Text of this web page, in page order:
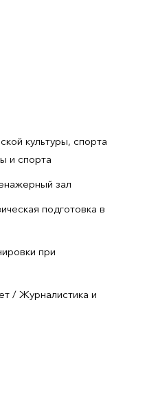
культуры, спорта
и спорта
зал
подготовка в
при
/ Журналистика и